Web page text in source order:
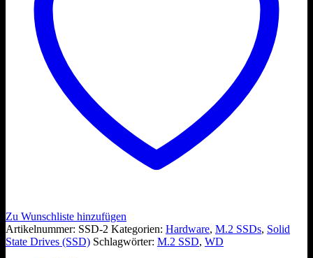
Zu Wunschliste hinzufügen
Artikelnummer: SSD-2 Kategorien: Hardware, M.2 SSDs, Solid
State Drives (SSD) Schlagwörter: M.2 SSD, WD